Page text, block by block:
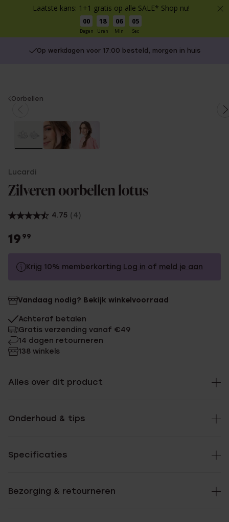
Laatste kans: 1+1 gratis op alle SALE* Shop nu!
00
Dagen
18
Uren
06
Min
05
Sec
Op werkdagen voor 17:00 besteld, morgen in huis
You
Oorbellen
Lucardi
Zilveren oorbellen lotus
4.75 (4)
19 99
Krijg 10% memberkorting Log in of meld je aan
Zonder memberkorting
Vandaag nodig? Bekijk winkelvoorraad
Achteraf betalen
Gratis verzending vanaf €49
14 dagen retourneren
138 winkels
Alles over dit product
Onderhoud & tips
Specificaties
Bezorging & retourneren